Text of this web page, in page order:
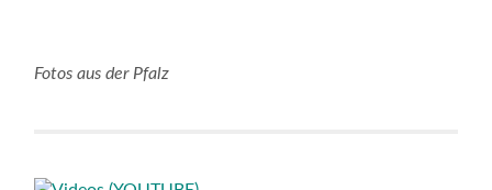
Fotos aus der Pfalz